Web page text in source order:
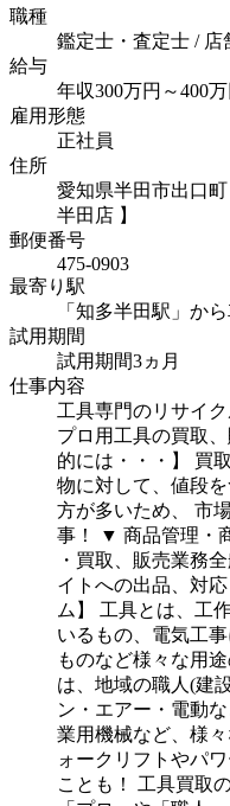
職種
鑑定士・査定士 / 店
給与
年収300万円～400
雇用形態
正社員
住所
愛知県半田市出口
半田店 】
郵便番号
475-0903
最寄り駅
「知多半田駅」か
試用期間
試用期間3ヵ月
仕事内容
工具専門のリサイ
プロ用工具の買取
的には・・・】
買
物に対して、値段を
方が多いため、
市
事！
▼ 商品管理・
・買取、販売業務
イトへの出品、対応
ム】
工具とは、工
いるもの、電気工
ものなど様々な用
は、地域の職人(建
ン・エアー・電動
業用機械など、様
ォークリフトやパ
ことも！
工具買取